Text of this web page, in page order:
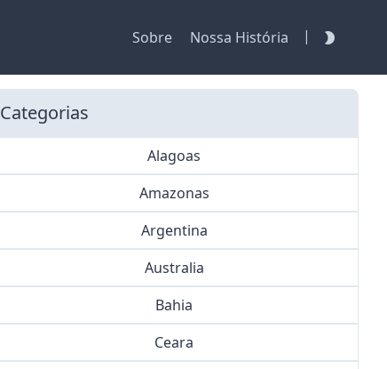
Sobre Nossa História |
Categorias
Alagoas
Amazonas
Argentina
Australia
Bahia
Ceara